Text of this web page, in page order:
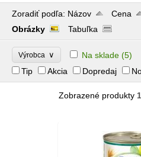
Zoradiť podľa: Názov
Cena
Obrázky
Tabuľka
Výrobca ∨ Na sklade (5)
Tip
Akcia Dopredaj
Zobrazené produkty